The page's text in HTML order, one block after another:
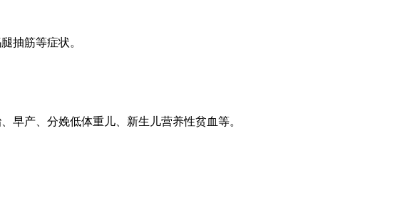
抽筋等症状。
产、分娩低体重儿、新生儿营养性贫血等。